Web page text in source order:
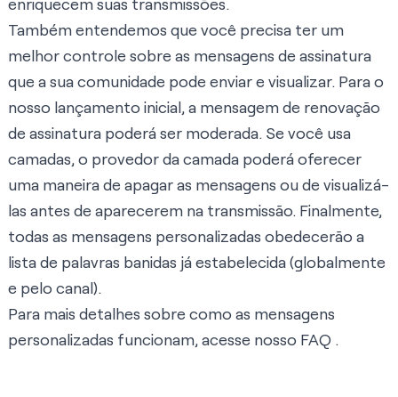
Também entendemos que você precisa ter um
melhor controle sobre as mensagens de assinatura
que a sua comunidade pode enviar e visualizar. Para o
nosso lançamento inicial, a mensagem de renovação
de assinatura poderá ser moderada. Se você usa
camadas, o provedor da camada poderá oferecer
uma maneira de apagar as mensagens ou de visualizá-
las antes de aparecerem na transmissão. Finalmente,
todas as mensagens personalizadas obedecerão a
lista de palavras banidas já estabelecida (globalmente
e pelo canal).
Para mais detalhes sobre como as mensagens
personalizadas funcionam,acesse nosso FAQ .